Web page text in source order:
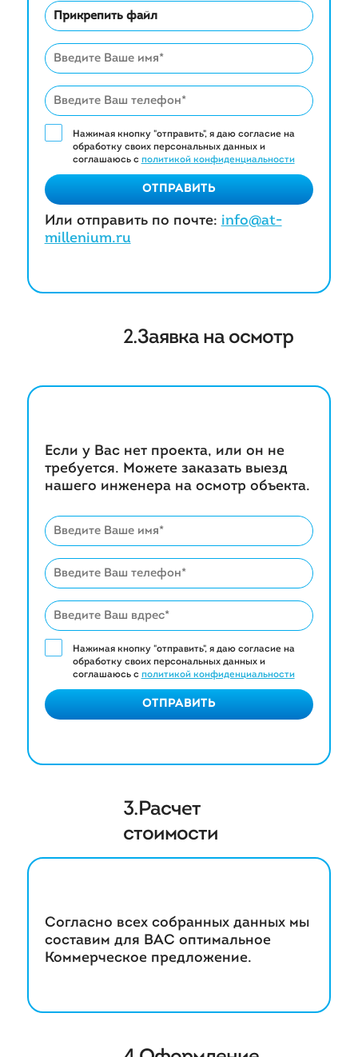
Прикрепить файл
Нажимая кнопку "отправить", я даю согласие на
обработку своих персональных данных и
соглашаюсь с политикой конфиденциальности
ОТПРАВИТЬ
Или отправить по почте: info@at-
millenium.ru
2.Заявка на осмотр
Если у Вас нет проекта, или он не
требуется. Можете заказать выезд
нашего инженера на осмотр объекта.
Нажимая кнопку "отправить", я даю согласие на
обработку своих персональных данных и
соглашаюсь с политикой конфиденциальности
ОТПРАВИТЬ
3.Расчет
стоимости
Согласно всех собранных данных мы
составим для ВАС оптимальное
Коммерческое предложение.